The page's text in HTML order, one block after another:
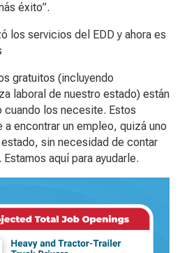
éxito”.
los servicios del EDD y ahora es
gratuitos (incluyendo
laboral de nuestro estado) están
cuando los necesite. Estos
a encontrar un empleo, quizá uno
sin necesidad de contar
aquí para ayudarle.